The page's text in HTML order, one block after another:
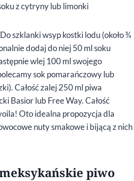
z cytryny lub limonki
Do szklanki wsyp kostki lodu (około ¾
dodaj do niej 50 ml soku
wlej 100 ml swojego
sok pomarańczowy lub
Całość zalej 250 ml piwa
Basior lub Free Way. Całość
Oto idealna propozycja dla
nuty smakowe i bijącą z nich
meksykańskie piwo